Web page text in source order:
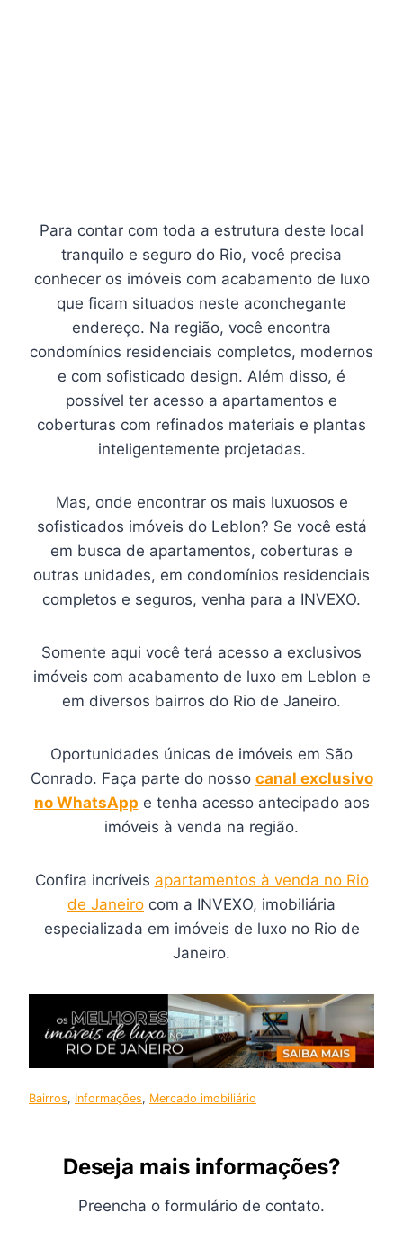
Para contar com toda a estrutura deste local
tranquilo e seguro do Rio, você precisa
conhecer os imóveis com acabamento de luxo
que ficam situados neste aconchegante
endereço. Na região, você encontra
condomínios residenciais completos, modernos
e com sofisticado design. Além disso, é
possível ter acesso a apartamentos e
coberturas com refinados materiais e plantas
inteligentemente projetadas.
Mas, onde encontrar os mais luxuosos e
sofisticados imóveis do Leblon? Se você está
em busca de apartamentos, coberturas e
outras unidades, em condomínios residenciais
completos e seguros, venha para a INVEXO.
Somente aqui você terá acesso a exclusivos
imóveis com acabamento de luxo em Leblon e
em diversos bairros do Rio de Janeiro.
Oportunidades únicas de imóveis em São
Conrado. Faça parte do nosso canal exclusivo
no WhatsApp e tenha acesso antecipado aos
imóveis à venda na região.
Confira incríveis apartamentos à venda no Rio
de Janeiro com a INVEXO, imobiliária
especializada em imóveis de luxo no Rio de
Janeiro.
Bairros, Informações, Mercado imobiliário
Deseja mais informações?
Preencha o formulário de contato.